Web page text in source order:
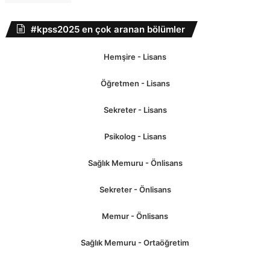
#kpss2025 en çok aranan bölümler
Hemşire - Lisans
Öğretmen - Lisans
Sekreter - Lisans
Psikolog - Lisans
Sağlık Memuru - Önlisans
Sekreter - Önlisans
Memur - Önlisans
Sağlık Memuru - Ortaöğretim